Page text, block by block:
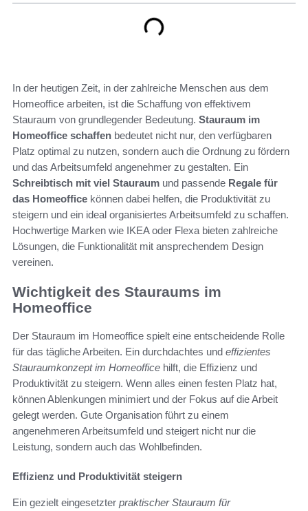
In der heutigen Zeit, in der zahlreiche Menschen aus dem
Homeoffice arbeiten, ist die Schaffung von effektivem
Stauraum von grundlegender Bedeutung. Stauraum im
Homeoffice schaffen bedeutet nicht nur, den verfügbaren
Platz optimal zu nutzen, sondern auch die Ordnung zu fördern
und das Arbeitsumfeld angenehmer zu gestalten. Ein
Schreibtisch mit viel Stauraum und passende Regale für
das Homeoffice können dabei helfen, die Produktivität zu
steigern und ein ideal organisiertes Arbeitsumfeld zu schaffen.
Hochwertige Marken wie IKEA oder Flexa bieten zahlreiche
Lösungen, die Funktionalität mit ansprechendem Design
vereinen.
Wichtigkeit des Stauraums im
Homeoffice
Der Stauraum im Homeoffice spielt eine entscheidende Rolle
für das tägliche Arbeiten. Ein durchdachtes und effizientes
Stauraumkonzept im Homeoffice hilft, die Effizienz und
Produktivität zu steigern. Wenn alles einen festen Platz hat,
können Ablenkungen minimiert und der Fokus auf die Arbeit
gelegt werden. Gute Organisation führt zu einem
angenehmeren Arbeitsumfeld und steigert nicht nur die
Leistung, sondern auch das Wohlbefinden.
Effizienz und Produktivität steigern
Ein gezielt eingesetzter praktischer Stauraum für